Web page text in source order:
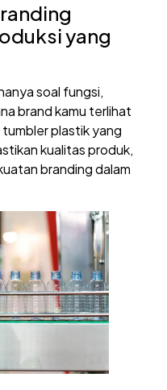
yang
soal fungsi,
brand kamu terlihat
plastik yang
kualitas produk,
branding dalam